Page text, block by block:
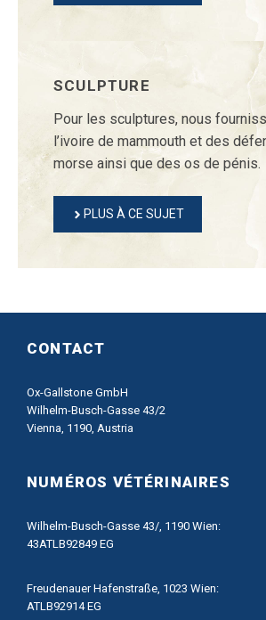
SCULPTURE
Pour les sculptures, nous
l’ivoire de mammouth et des
morse ainsi que des os de pénis.
PLUS À CE SUJET
CONTACT
Ox-Gallstone GmbH
Wilhelm-Busch-Gasse 43/2
Vienna, 1190, Austria
NUMÉROS VÉTÉRINAIRES
Wilhelm-Busch-Gasse 43/, 1190 Wien:
43ATLB92849 EG
Freudenauer Hafenstraße, 1023 Wien:
ATLB92914 EG